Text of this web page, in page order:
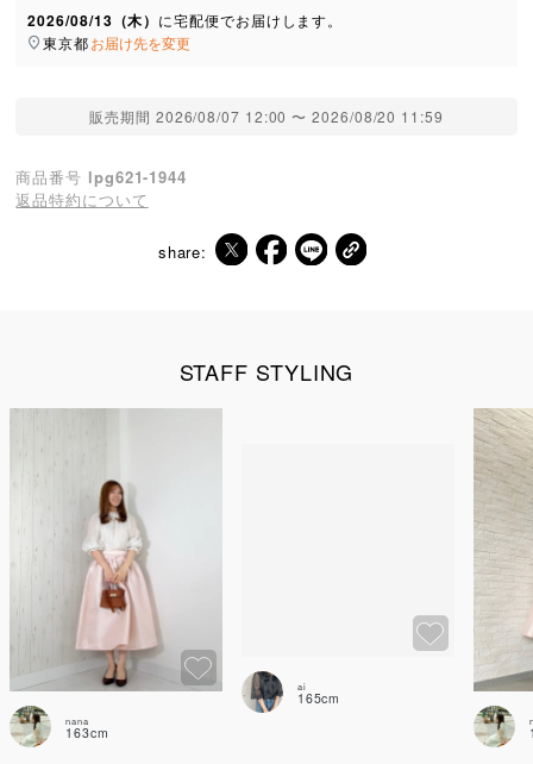
2026/08/13（木） に宅配便でお届けします。
東京都お届け先を変更
販売期間 2026/08/07 12:00 〜 2026/08/20 11:59
商品番号 lpg621-1944
返品特約について
share:
STAFF STYLING
nana
163cm